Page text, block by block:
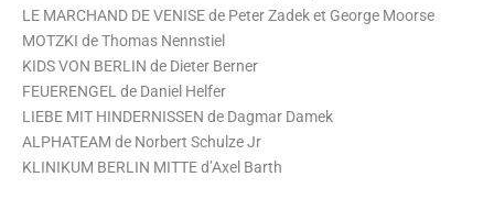
LE MARCHAND DE VENISE de Peter Zadek et George Moorse
MOTZKI de Thomas Nennstiel
KIDS VON BERLIN de Dieter Berner
FEUERENGEL de Daniel Helfer
LIEBE MIT HINDERNISSEN de Dagmar Damek
ALPHATEAM de Norbert Schulze Jr
KLINIKUM BERLIN MITTE d’Axel Barth